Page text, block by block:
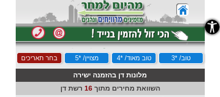
בחר תאריכים מצויין/ *5 טוב מאוד/ *4 טוב/ *3
מלונות דן בהזמנה ישירה
השוואת מחירים מתוך16 רשת דן
נגישות